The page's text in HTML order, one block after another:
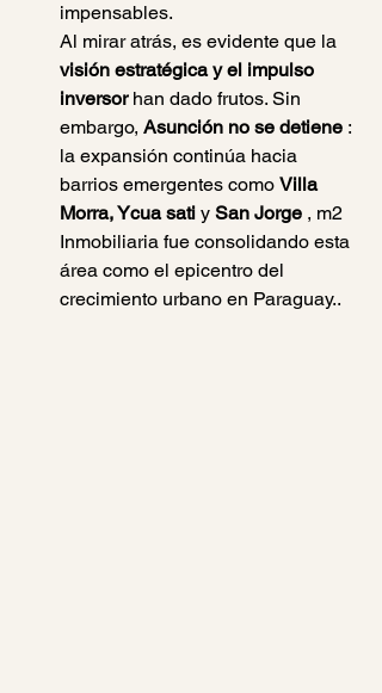
impensables.
Al mirar atrás, es evidente que la
visión estratégica y el impulso
inversor han dado frutos. Sin
embargo, Asunción no se detiene :
la expansión continúa hacia
barrios emergentes como Villa
Morra, Ycua sati y San Jorge , m2
Inmobiliaria fue consolidando esta
área como el epicentro del
crecimiento urbano en Paraguay..